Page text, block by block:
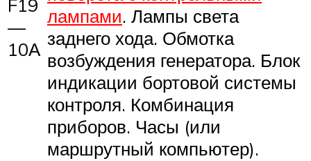
F19
—
10А
лампами. Лампы света
заднего хода. Обмотка
возбуждения генератора. Блок
индикации бортовой системы
контроля. Комбинация
приборов. Часы (или
маршрутный компьютер).